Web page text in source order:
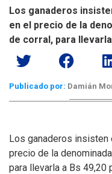
Los ganaderos
en el precio de la
de corral, para
Publicado por: Damián
Los ganaderos insisten
precio de la
para llevarla a Bs 49,20